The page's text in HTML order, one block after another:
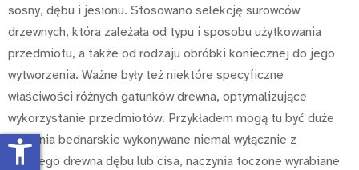
sosny, dębu i jesionu. Stosowano selekcję surowców
drzewnych, która zależała od typu i sposobu użytkowania
przedmiotu, a także od rodzaju obróbki koniecznej do jego
wytworzenia. Ważne były też niektóre specyficzne
właściwości różnych gatunków drewna, optymalizujące
wykorzystanie przedmiotów. Przykładem mogą tu być duże
naczynia bednarskie wykonywane niemal wyłącznie z
twardego drewna dębu lub cisa, naczynia toczone wyrabiane
accessibility_new